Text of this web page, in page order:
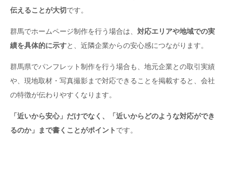
伝えることが大切です。
群馬でホームページ制作を行う場合は、 対応エリアや地域での実
績を具体的に示すと、近隣企業からの安心感につながります。
群馬県でパンフレット制作を行う場合も、地元企業との取引実績
や、現地取材・写真撮影まで対応できることを掲載すると、会社
の特徴が伝わりやすくなります。
「近いから安心」だけでなく、「近いからどのような対応ができ
るのか」まで書くことがポイント です。